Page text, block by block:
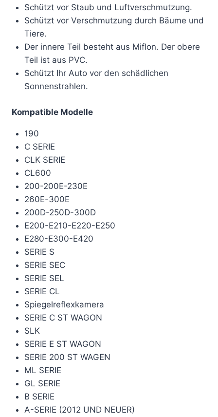
Schützt vor Staub und Luftverschmutzung.
Schützt vor Verschmutzung durch Bäume und
Tiere.
Der innere Teil besteht aus Miflon. Der obere
Teil ist aus PVC.
Schützt Ihr Auto vor den schädlichen
Sonnenstrahlen.
Kompatible Modelle
190
C SERIE
CLK SERIE
CL600
200-200E-230E
260E-300E
200D-250D-300D
E200-E210-E220-E250
E280-E300-E420
SERIE S
SERIE SEC
SERIE SEL
SERIE CL
Spiegelreflexkamera
SERIE C ST WAGON
SLK
SERIE E ST WAGON
SERIE 200 ST WAGEN
ML SERIE
GL SERIE
B SERIE
A-SERIE (2012 UND NEUER)